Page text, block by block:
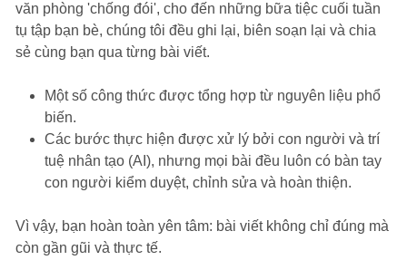
văn phòng 'chống đói', cho đến những bữa tiệc cuối tuần
tụ tập bạn bè, chúng tôi đều ghi lại, biên soạn lại và chia
sẻ cùng bạn qua từng bài viết.
Một số công thức được tổng hợp từ nguyên liệu phổ
biến.
Các bước thực hiện được xử lý bởi con người và trí
tuệ nhân tạo (AI), nhưng mọi bài đều luôn có bàn tay
con người kiểm duyệt, chỉnh sửa và hoàn thiện.
Vì vậy, bạn hoàn toàn yên tâm: bài viết không chỉ đúng mà
còn gần gũi và thực tế.